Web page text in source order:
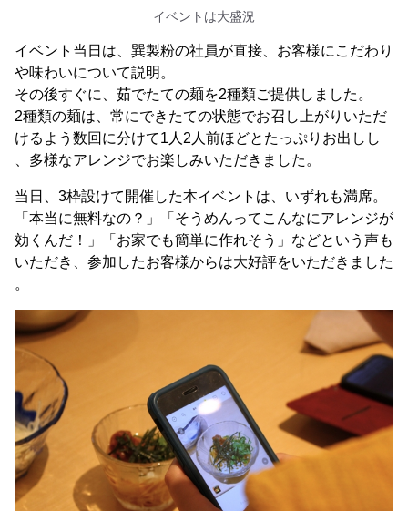
イベントは大盛況
イベント当日は、巽製粉の社員が直接、お客様にこだわり
や味わいについて説明。
その後すぐに、茹でたての麺を2種類ご提供しました。
2種類の麺は、常にできたての状態でお召し上がりいただ
けるよう数回に分けて1人2人前ほどとたっぷりお出しし
、多様なアレンジでお楽しみいただきました。
当日、3枠設けて開催した本イベントは、いずれも満席。
「本当に無料なの？」「そうめんってこんなにアレンジが
効くんだ！」「お家でも簡単に作れそう」などという声も
いただき、参加したお客様からは大好評をいただきました
。